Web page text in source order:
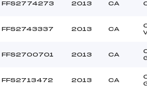
Température
–
FFS2774273 2013 CA
FFS2743337 2013 CA
FFS2700701 2013 CA
FFS2713472 2013 CA